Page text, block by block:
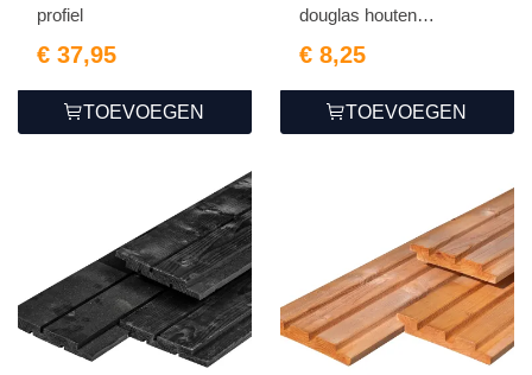
profiel
€ 37,95
TOEVOEGEN
douglas houten
€ 8,25
TOEVOEGEN